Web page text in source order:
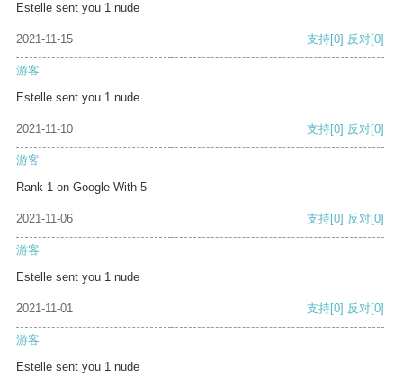
Estelle sent you 1 nude
2021-11-15 支持[0] 反对[0]
游客
Estelle sent you 1 nude
2021-11-10 支持[0] 反对[0]
游客
Rank 1 on Google With 5
2021-11-06 支持[0] 反对[0]
游客
Estelle sent you 1 nude
2021-11-01 支持[0] 反对[0]
游客
Estelle sent you 1 nude